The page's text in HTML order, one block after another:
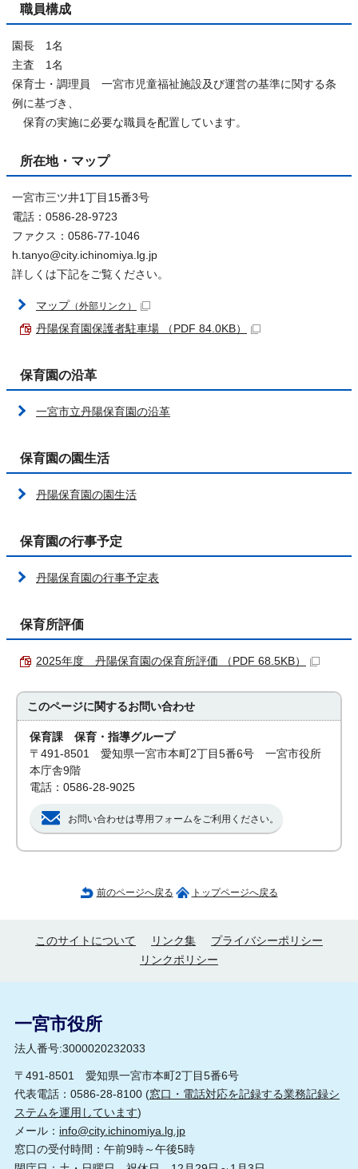
職員構成
園長 1名
主査 1名
保育士・調理員 一宮市児童福祉施設及び運営の基準に関する条
例に基づき、
保育の実施に必要な職員を配置しています。
所在地・マップ
一宮市三ツ井1丁目15番3号
電話：0586-28-9723
ファクス：0586-77-1046
h.tanyo@city.ichinomiya.lg.jp
詳しくは下記をご覧ください。
マップ （外部リンク）
丹陽保育園保護者駐車場 （PDF 84.0KB）
保育園の沿革
一宮市立丹陽保育園の沿革
保育園の園生活
丹陽保育園の園生活
保育園の行事予定
丹陽保育園の行事予定表
保育所評価
2025年度 丹陽保育園の保育所評価 （PDF 68.5KB）
このページに関するお問い合わせ
保育課 保育・指導グループ
〒491-8501 愛知県一宮市本町2丁目5番6号 一宮市役所
本庁舎9階
電話：0586-28-9025
お問い合わせは専用フォームをご利用ください。
前のページへ戻る トップページへ戻る
このサイトについて リンク集
プライバシーポリシー
リンクポリシー
一宮市役所
法人番号:3000020232033
〒491-8501 愛知県一宮市本町2丁目5番6号
代表電話：0586-28-8100 (窓口・電話対応を記録する業務記録シ
ステムを運用しています)
メール： info@city.ichinomiya.lg.jp
窓口の受付時間：午前9時～午後5時